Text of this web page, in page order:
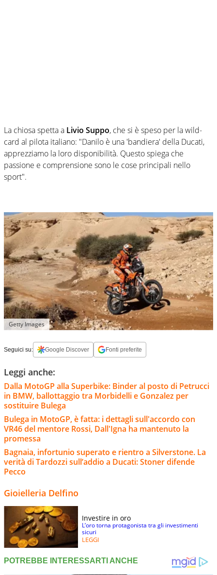
La chiosa spetta a Livio Suppo, che si è speso per la wild-
card al pilota italiano: "Danilo è una 'bandiera' della Ducati,
apprezziamo la loro disponibilità. Questo spiega che
passione e comprensione sono le cose principali nello
sport".
Getty Images
Seguici su: Google Discover Fonti preferite
Leggi anche:
Dalla MotoGP alla Superbike: Binder al posto di Petrucci
in BMW, ballottaggio tra Morbidelli e Gonzalez per
sostituire Bulega
Bulega in MotoGP, è fatta: i dettagli sull'accordo con
VR46 del mentore Rossi, Dall'Igna ha mantenuto la
promessa
Bagnaia, infortunio superato e rientro a Silverstone. La
verità di Tardozzi sull’addio a Ducati: Stoner difende
Pecco
Gioielleria Delfino
Investire in oro
L’oro torna protagonista tra gli investimenti
sicuri
LEGGI